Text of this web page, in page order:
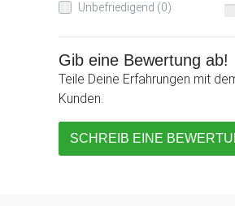
Unbefriedigend (0)
Gib eine Bewertung ab!
Teile Deine Erfahrungen mit
Kunden.
SCHREIB EINE